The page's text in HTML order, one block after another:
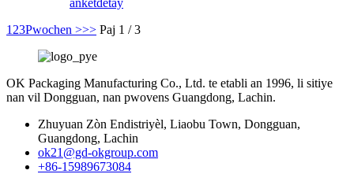
ankètdetay
1 23Pwochen >>> Paj 1 / 3
OK Packaging Manufacturing Co., Ltd. te etabli an 1996, li sitiye
nan vil Dongguan, nan pwovens Guangdong, Lachin.
Zhuyuan Zòn Endistriyèl, Liaobu Town, Dongguan,
Guangdong, Lachin
ok21@gd-okgroup.com
+86-15989673084